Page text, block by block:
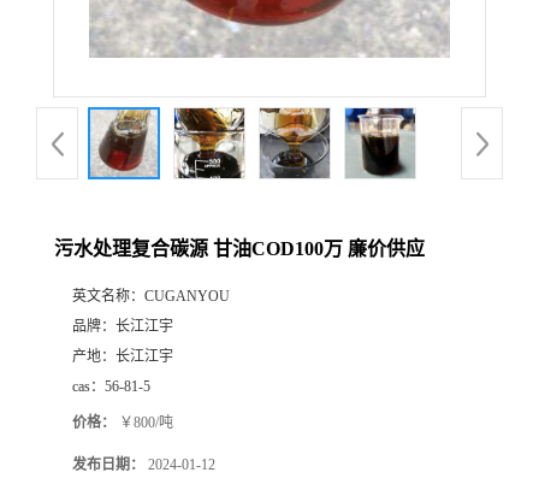
污水处理复合碳源 甘油COD100万 廉价供应
英文名称： CUGANYOU
品牌： 长江江宇
产地： 长江江宇
cas： 56-81-5
价格： ￥800/吨
发布日期： 2024-01-12